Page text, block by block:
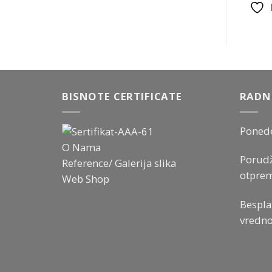
BISNOTE CERTIFICATE
O Nama
Reference/ Galerija slika
Web Shop